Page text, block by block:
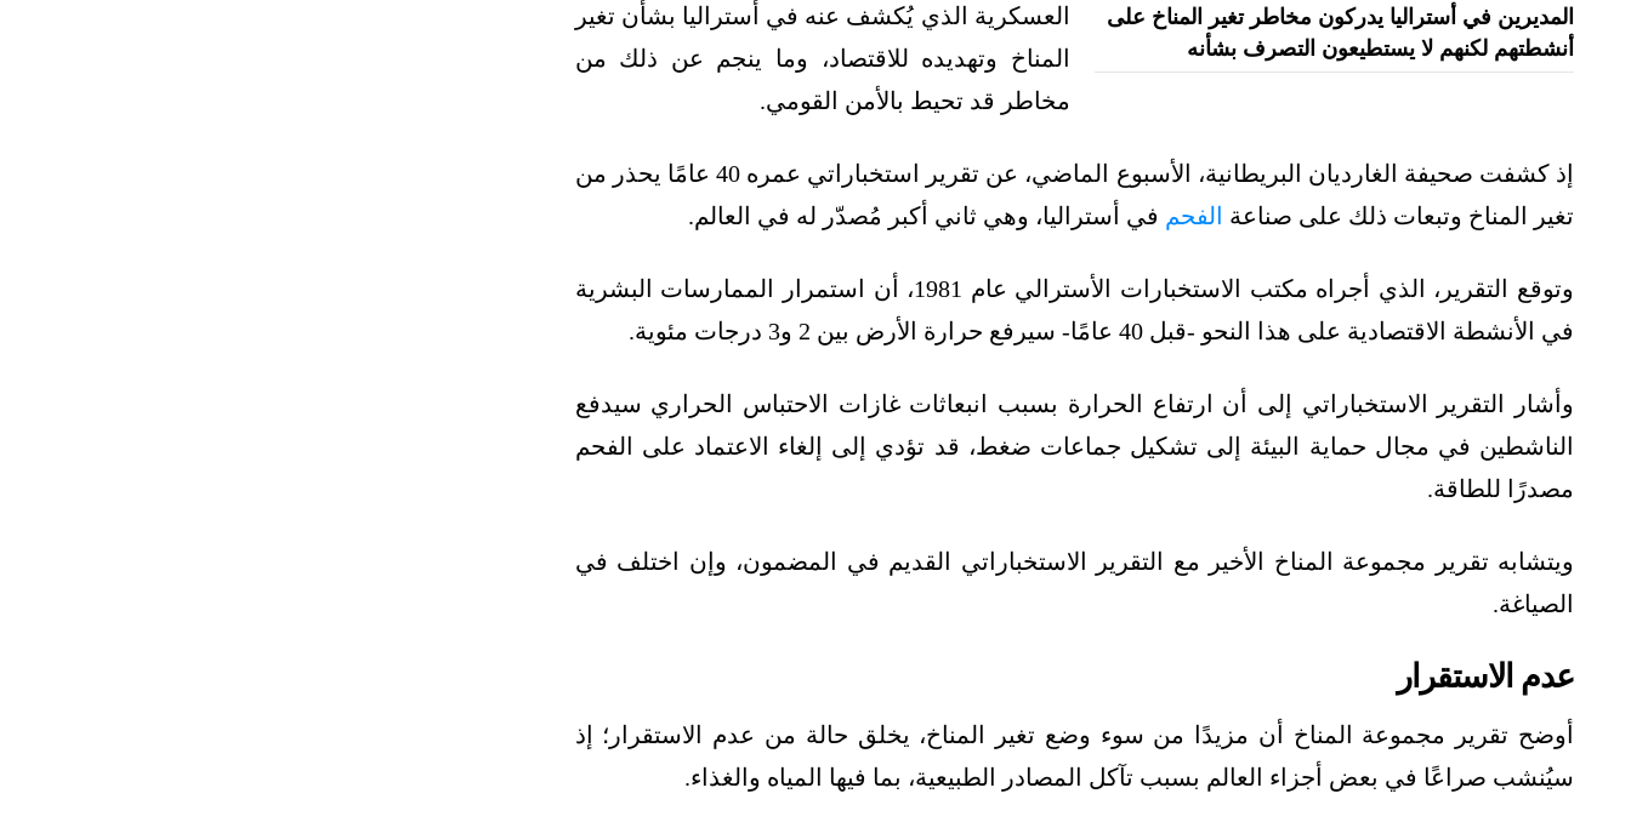
المديرين في أستراليا يدركون مخاطر تغير المناخ على
أنشطتهم لكنهم لا يستطيعون التصرف بشأنه
العسكرية الذي يُكشف عنه في أستراليا بشأن تغير
المناخ وتهديده للاقتصاد، وما ينجم عن ذلك من
مخاطر قد تحيط بالأمن القومي.
إذ كشفت صحيفة الغارديان البريطانية، الأسبوع الماضي، عن تقرير استخباراتي عمره 40 عامًا يحذر من
تغير المناخ وتبعات ذلك على صناعة الفحم في أستراليا، وهي ثاني أكبر مُصدّر له في العالم.
وتوقع التقرير، الذي أجراه مكتب الاستخبارات الأسترالي عام 1981، أن استمرار الممارسات البشرية
في الأنشطة الاقتصادية على هذا النحو -قبل 40 عامًا- سيرفع حرارة الأرض بين 2 و3 درجات مئوية.
وأشار التقرير الاستخباراتي إلى أن ارتفاع الحرارة بسبب انبعاثات غازات الاحتباس الحراري سيدفع
الناشطين في مجال حماية البيئة إلى تشكيل جماعات ضغط، قد تؤدي إلى إلغاء الاعتماد على الفحم
مصدرًا للطاقة.
ويتشابه تقرير مجموعة المناخ الأخير مع التقرير الاستخباراتي القديم في المضمون، وإن اختلف في
الصياغة.
عدم الاستقرار
أوضح تقرير مجموعة المناخ أن مزيدًا من سوء وضع تغير المناخ، يخلق حالة من عدم الاستقرار؛ إذ
سيُنشب صراعًا في بعض أجزاء العالم بسبب تآكل المصادر الطبيعية، بما فيها المياه والغذاء.